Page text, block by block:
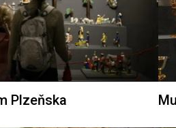
Plzeňska